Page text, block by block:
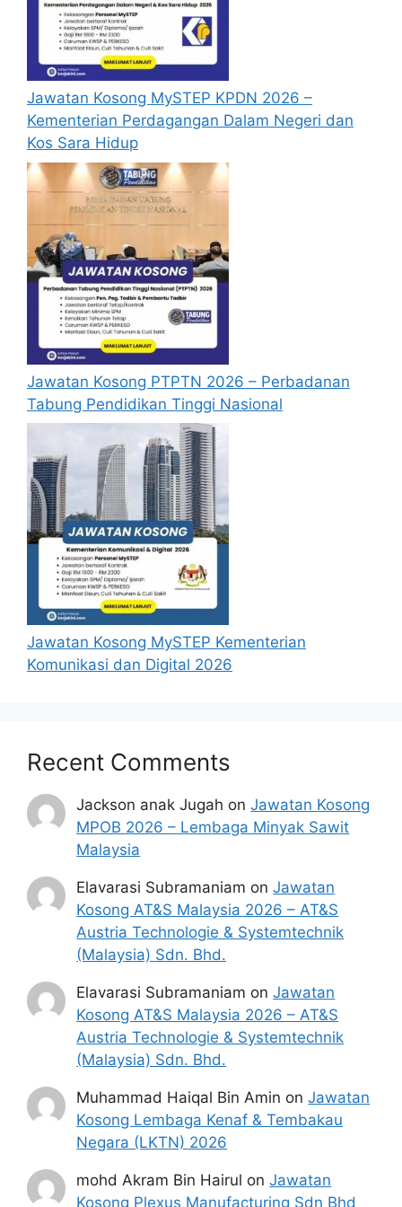
Calon dikehendaki memuat naik resume
yang lengkap (kelayakan akademik,
pengalaman kerja, gaji semasa dan gaji
yang dipohon, gambar berukuran
passport serta salinan sijil-sijil berkaitan)
semasa membuat permohonan.
Pemohon yang telah mendaftar dan
memohon jawatan yang disenaraikan
tidak perlu lagi memohon semula
sekiranya tempoh permohonan masih
sah.
Sebelum membuat permohonan sila
pastikan anda login/register dan mengisi
segala maklumat yang diminta dengan
lengkap dan tepat.
Perlu diingatkan, hanya pemohon yang
layak sahaja akan dipanggil ke
temuduga. Sila lengkapkan dan
kemaskini maklumat anda yang telah
didaftarkan.
Permohonan yang tidak menerima
sebarang jawapan selepas
tarikh iklan ditutup hendaklah
menganggap permohonan mereka tidak
berjaya.
Permohonan Online
Jawatan Kosong MySTEP KPDN 2026 –
Kementerian Perdagangan Dalam Negeri dan
Kos Sara Hidup
Jawatan Kosong PTPTN 2026 – Perbadanan
Tabung Pendidikan Tinggi Nasional
Jawatan Kosong MySTEP Kementerian
Komunikasi dan Digital 2026
Recent Comments
Jackson anak Jugah onJawatan Kosong
MPOB 2026 – Lembaga Minyak Sawit
Malaysia
Elavarasi Subramaniam onJawatan
Kosong AT&S Malaysia 2026 – AT&S
Austria Technologie & Systemtechnik
(Malaysia) Sdn. Bhd.
Elavarasi Subramaniam onJawatan
Kosong AT&S Malaysia 2026 – AT&S
Austria Technologie & Systemtechnik
(Malaysia) Sdn. Bhd.
Muhammad Haiqal Bin Amin onJawatan
Kosong Lembaga Kenaf & Tembakau
Negara (LKTN) 2026
mohd Akram Bin Hairul onJawatan
Kosong Plexus Manufacturing Sdn Bhd